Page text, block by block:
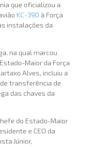
que oficializou a
KC-390 à Força
instalações da
na qual marcou
Maior da Força
Alves, incluiu a
transferência de
das chaves da
do Estado-Maior
e CEO da
Júnior,